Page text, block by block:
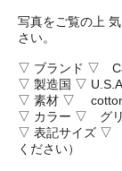
写真をご覧の上
さい。
▽ ブランド ▽
▽ 製造国 ▽
▽ 素材 ▽ cotton
▽ カラー ▽ グ
▽ 表記サイズ ▽
ください）